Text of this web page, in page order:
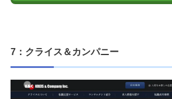
7：クライス＆カンパニー